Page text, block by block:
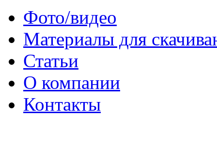
Фото/видео
Материалы для
Статьи
О компании
Контакты